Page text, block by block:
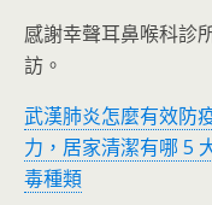
感謝幸聲耳鼻喉科診
訪。
武漢肺炎怎麼有效防
力，居家清潔有哪 5
毒種類